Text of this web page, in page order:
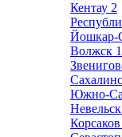
Кентау 2
Йошкар-
Волжск 1
Южно-
Невельск
Корсаков